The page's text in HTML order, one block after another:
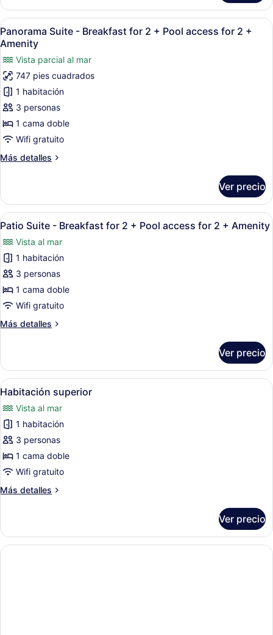
Pool
access
for
+
Amenity
Suite
Breakfast
for
2
+
Pool
access
for
2
Amenity
Abrir
todas
las
fotos
de
Panorama
Suite
-
Breakfast
2
access
for
+
Amenity
Una habitación de hotel moderna
5
Panorama Suite - Breakfast for 2 + Pool access for 2 +
Amenity
Vista parcial al mar
747 pies cuadrados
1 habitación
3 personas
1 cama doble
Wifi gratuito
Más detalles
Más
Suite
Breakfast
2
+
access
for
Amenity
Ver precio
Abrir
todas
las
fotos
de
Patio
Suite
Breakfast
+
Pool
access
for
2
+
Amenity
Una sala moderna con un
7
Patio Suite - Breakfast for 2 + Pool access for 2 + Amenity
Vista al mar
1 habitación
3 personas
1 cama doble
Wifi gratuito
Más detalles
Más
Suite
Breakfast
2
+
access
for
Amenity
Ver precio
Abrir
todas
las
fotos
de
Habitación
superior
Una habitación de hotel moderna
6
Habitación superior
Vista al mar
1 habitación
3 personas
1 cama doble
Wifi gratuito
Más detalles
Más
superior
Ver precio